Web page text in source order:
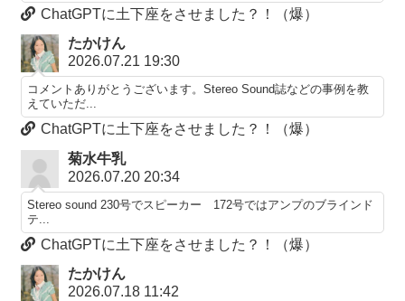
ChatGPTに土下座をさせました？！（爆）
たかけん
2026.07.21 19:30
コメントありがとうございます。Stereo Sound誌などの事例を教
えていただ...
ChatGPTに土下座をさせました？！（爆）
菊水牛乳
2026.07.20 20:34
Stereo sound 230号でスピーカー 172号ではアンプのブラインド
テ...
ChatGPTに土下座をさせました？！（爆）
たかけん
2026.07.18 11:42